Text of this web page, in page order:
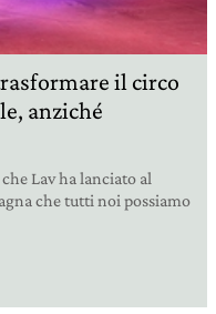
il circo
anziché
Lav ha lanciato al
che tutti noi possiamo